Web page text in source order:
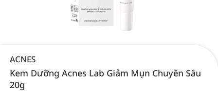
ACNES
Kem Dưỡng Acnes Lab Giảm Mụn Chuyên Sâu
20g